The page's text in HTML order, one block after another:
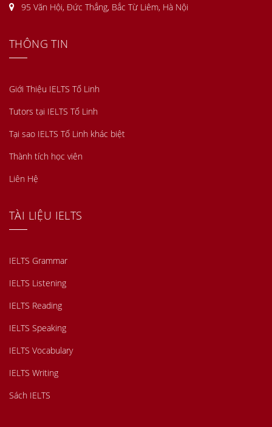
95 Văn Hội, Đức Thắng, Bắc Từ Liêm, Hà Nội
THÔNG TIN
Giới Thiệu IELTS Tố Linh
Tutors tại IELTS Tố Linh
Tại sao IELTS Tố Linh khác biệt
Thành tích học viên
Liên Hệ
TÀI LIỆU IELTS
IELTS Grammar
IELTS Listening
IELTS Reading
IELTS Speaking
IELTS Vocabulary
IELTS Writing
Sách IELTS